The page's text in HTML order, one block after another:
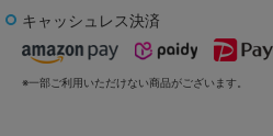
キャッシュレス決済
※一部ご利用いただけない商品がございます。